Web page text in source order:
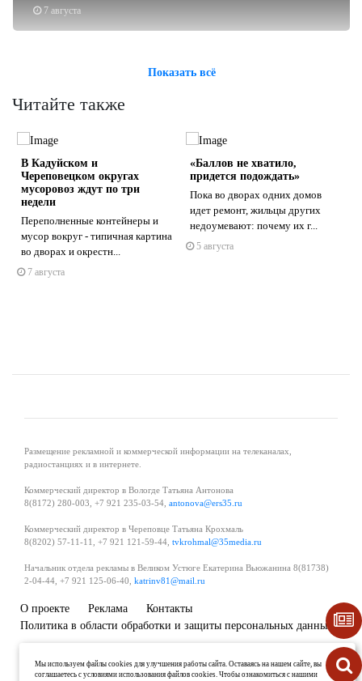
7 августа
Показать всё
Читайте также
В Кадуйском и
Череповецком округах
мусоровоз ждут по три
недели
Переполненные контейнеры и
мусор вокруг - типичная картина
во дворах и окрестн...
7 августа
«Баллов не хватило,
придется подождать»
Пока во дворах одних домов
идет ремонт, жильцы других
недоумевают: почему их г...
5 августа
Размещение рекламной и коммерческой информации на телеканалах,
радиостанциях и в интернете.
Коммерческий директор в Вологде Татьяна Антонова
8(8172) 280-003, +7 921 235-03-54, antonova@ers35.ru
Коммерческий директор в Череповце Татьяна Крохмаль
8(8202) 57-11-11, +7 921 121-59-44, tvkrohmal@35media.ru
Начальник отдела рекламы в Великом Устюге Екатерина Вьюжанина 8(81738)
2-04-44, +7 921 125-06-40, katrinv81@mail.ru
О проекте Реклама
Контакты
Политика в области обработки и защиты персональных данных
Мы используем файлы cookies для улучшения работы сайта. Оставаясь на нашем сайте, вы
соглашаетесь с условиями использования файлов cookies. Чтобы ознакомиться с нашими